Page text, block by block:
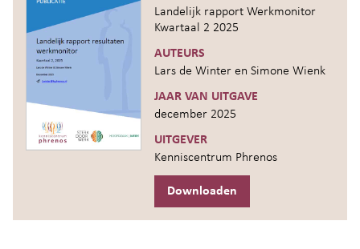
Landelijk rapport Werkmonitor
Kwartaal 2 2025
AUTEURS
Lars de Winter en Simone Wienk
JAAR VAN UITGAVE
december 2025
UITGEVER
Kenniscentrum Phrenos
Downloaden